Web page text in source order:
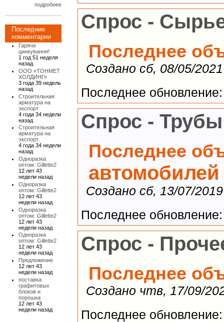
подробнее
Последние
комментарии
Гаряче
цинкування!
1 год 51 неделя
назад
ООО «ТОНМЕТ
ХОЛДИНГ»
3 года 39 недель
назад
Строительная
арматура на
экспорт
4 года 34 недели
назад
Строительная
арматура на
экспорт
4 года 34 недели
назад
Одноразка
оптом: Gillette2
12 лет 43
недели назад
Одноразка
оптом: Gillette2
12 лет 43
недели назад
Одноразка
оптом: Gillette2
12 лет 43
недели назад
Одноразка
оптом: Gillette2
12 лет 43
недели назад
Предложение
12 лет 43
недели назад
поставка
графитовых
блоков и
порошка
12 лет 43
недели назад
Спрос -
Последнее
Создано сб, 08/05/
Последнее
Спрос - Трубы
Последнее
автомобилей
Создано сб, 13/07/
Последнее
Спрос -
Последнее
Создано чтв, 17/09/
Последнее